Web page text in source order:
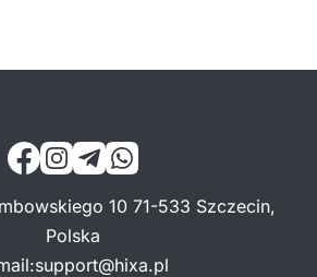
10 71-533 Szczecin,
Polska
:support@hixa.pl